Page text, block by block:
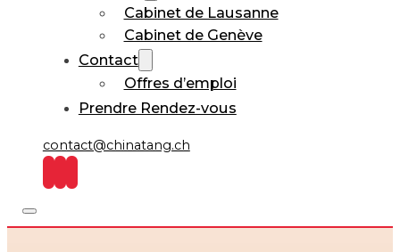
Cabinet de Lausanne
Cabinet de Genève
Contact
Offres d’emploi
Prendre Rendez-vous
contact@chinatang.ch